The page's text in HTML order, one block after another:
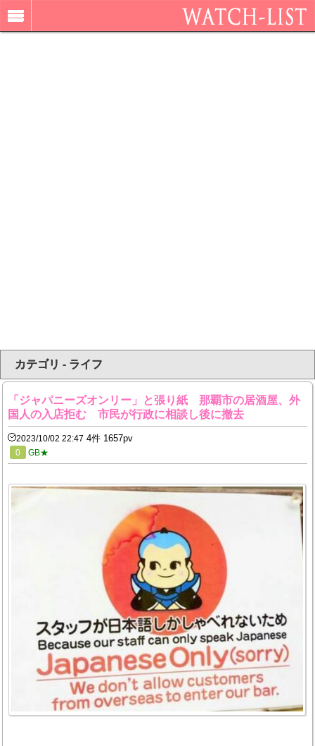
カテゴリ - ライフ
「ジャパニーズオンリー」と張り紙 那覇市の居酒屋、外
国人の入店拒む 市民が行政に相談し後に撤去
2023/10/02 22:47 4件 1657pv
0 GB★